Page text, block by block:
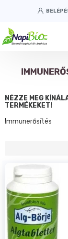
NÉZZE MEG
TERMÉKEKET!
Immunerősítés